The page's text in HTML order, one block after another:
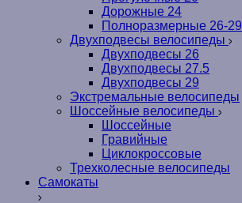
Дорожные 24
Полноразмерные 26-29
Двухподвесы велосипеды
Двухподвесы 26
Двухподвесы 27.5
Двухподвесы 29
Экстремальные велосипеды
Шоссейные велосипеды
Шоссейные
Гравийные
Циклокроссовые
Трехколесные велосипеды
Самокаты